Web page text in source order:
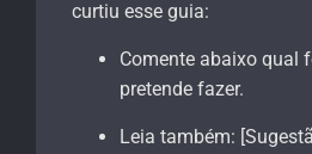
curtiu esse guia:
Comente abaixo qual
pretende fazer.
Leia também: